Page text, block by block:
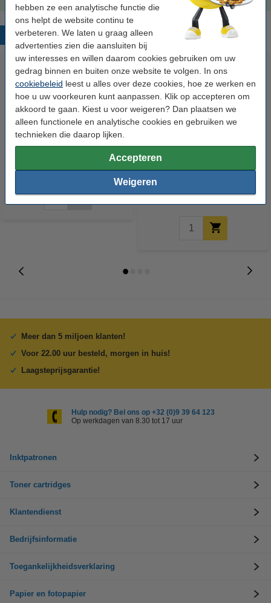
hebben ze een analytische functie die
ons helpt de website continu te
verbeteren. We laten u graag alleen
advertenties zien die aansluiten bij
uw interesses en willen daarom cookies gebruiken om uw
gedrag binnen en buiten onze website te volgen. In ons
cookiebeleid leest u alles over deze cookies, hoe ze werken en
hoe u uw voorkeuren kunt aanpassen. Klik op accepteren om
akkoord te gaan. Kiest u voor weigeren? Dan plaatsen we
alleen functionele en analytische cookies en gebruiken we
technieken die daarop lijken.
Accepteren
Weigeren
Populaire producten
€ 101,50 Incl. 21% btw
Meer dan 5 miljoen klanten!
Voor 22.00 uur besteld, morgen in huis!
Laagsteprijsgarantie!
Hulp nodig? Bel ons op +32 (0)9 39 64 123
Op werkdagen van 8.30 tot 17 uur
Inktpatronen
Toner cartridges
Klantendienst
Bedrijfsinformatie
Toegankelijkheidsverklaring
Papier en fotopapier